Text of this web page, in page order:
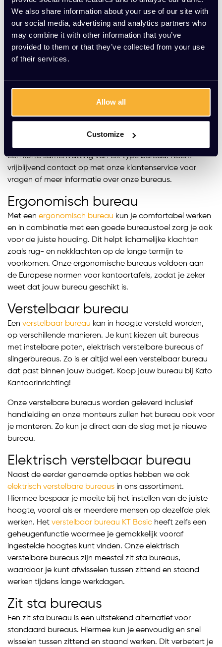
We also share information about your use of our site with
our social media, advertising and analytics partners who
may combine it with other information that you’ve
provided to them or that they’ve collected from your use
of their services.
Allow all
Customize
monitor of beeldscherm op de juiste afstand kunt
plaatsen. Dit helpt onder andere hoofdpijn en slecht
zicht te voorkomen. Om er zeker van te zijn dat een
bureau de juiste hoogte voor jou heeft, is het het beste
om te kiezen voor een verstelbaar bureau. Bij Kato
Kantoorinrichting vind je het juiste verstelbare bureau
Verschillende soorten bureaus
aanbod van verschillende soorten verstelbare bureaus.
Je kunt bij ons zit sta bureaus kopen, maar ook speciale
een korte samenvatting van elk type bureau. Neem
vrijblijvend contact op met onze klantenservice voor
vragen of meer informatie over onze bureaus.
Ergonomisch bureau
Met een ergonomisch bureau kun je comfortabel werken
en in combinatie met een goede bureaustoel zorg je ook
voor de juiste houding. Dit helpt lichamelijke klachten
zoals rug- en nekklachten op de lange termijn te
voorkomen. Onze ergonomische bureaus voldoen aan
de Europese normen voor kantoortafels, zodat je zeker
weet dat jouw bureau geschikt is.
Verstelbaar bureau
Een verstelbaar bureau kan in hoogte versteld worden,
op verschillende manieren. Je kunt kiezen uit bureaus
met instelbare poten, elektrisch verstelbare bureaus of
slingerbureaus. Zo is er altijd wel een verstelbaar bureau
dat past binnen jouw budget. Koop jouw bureau bij Kato
Kantoorinrichting!
Onze verstelbare bureaus worden geleverd inclusief
handleiding en onze monteurs zullen het bureau ook voor
je monteren. Zo kun je direct aan de slag met je nieuwe
bureau.
Elektrisch verstelbaar bureau
Naast de eerder genoemde opties hebben we ook
elektrisch verstelbare bureaus in ons assortiment.
Hiermee bespaar je moeite bij het instellen van de juiste
hoogte, vooral als er meerdere mensen op dezelfde plek
werken. Het verstelbaar bureau KT Basic heeft zelfs een
geheugenfunctie waarmee je gemakkelijk vooraf
ingestelde hoogtes kunt vinden. Onze elektrisch
verstelbare bureaus zijn meestal zit sta bureaus,
waardoor je kunt afwisselen tussen zittend en staand
werken tijdens lange werkdagen.
Zit sta bureaus
Een zit sta bureau is een uitstekend alternatief voor
standaard bureaus. Hiermee kun je eenvoudig en snel
wisselen tussen zittend en staand werken. Dit verbetert je